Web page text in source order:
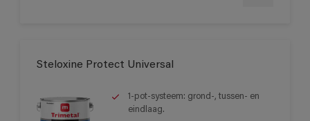
Steloxine Protect Universal
1-pot-systeem: grond-, tussen- en
eindlaag.